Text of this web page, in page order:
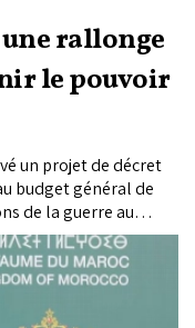
rallonge
le pouvoir
un projet de décret
budget général de
de la guerre au
butane et de
d’urgence
le Loukkos.